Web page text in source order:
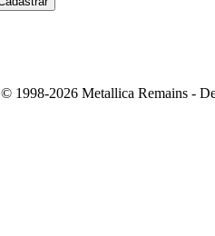
© 1998-2026 Metallica Remains -